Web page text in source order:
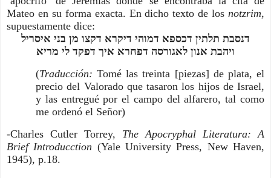
Mateo en su forma exacta. En dicho texto de los notzrim,
supuestamente dice:
דנסבת תלתין דכספא דמוהי דיקרא דקצו מן בני איסריל
ויהבת אנון לאגורסה דפחרא איך דפקד לי מריא
(Traducción:Tomé las treinta [piezas] de plata, el
precio del Valorado que tasaron los hijos de Israel,
y las entregué por el campo del alfarero, tal como
me ordenó el Señor)
-Charles Cutler Torrey, The Apocryphal Literatura: A
Brief Introducction (Yale University Press, New Haven,
1945), p.18.